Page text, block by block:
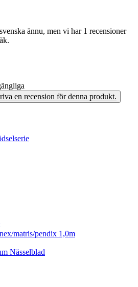
ännu, men vi har 1 recensioner
en recension för denna produkt.
matris/pendix 1,0m
Nässelblad